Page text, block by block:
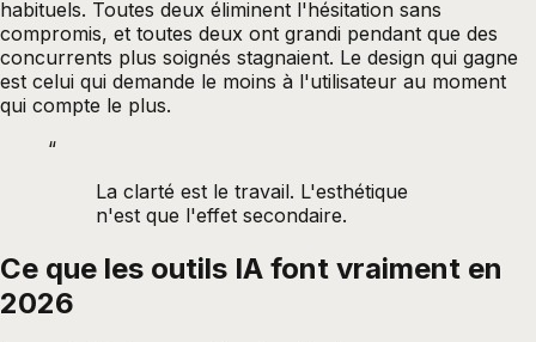
habituels. Toutes deux éliminent l'hésitation sans
compromis, et toutes deux ont grandi pendant que des
concurrents plus soignés stagnaient. Le design qui gagne
est celui qui demande le moins à l'utilisateur au moment
qui compte le plus.
“
La clarté est le travail. L'esthétique
n'est que l'effet secondaire.
Ce que les outils IA font vraiment en
2026